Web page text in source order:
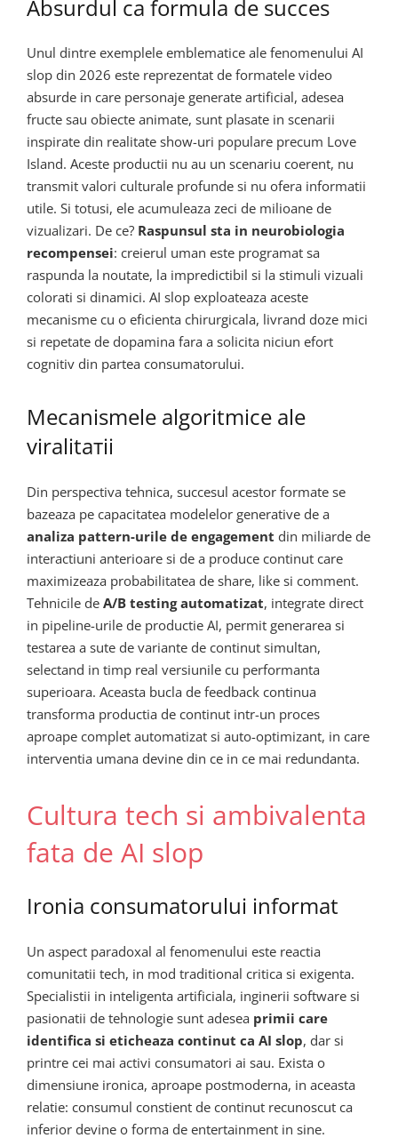
Absurdul ca formula de succes
Unul dintre exemplele emblematice ale fenomenului AI
slop din 2026 este reprezentat de formatele video
absurde in care personaje generate artificial, adesea
fructe sau obiecte animate, sunt plasate in scenarii
inspirate din realitate show-uri populare precum Love
Island. Aceste productii nu au un scenariu coerent, nu
transmit valori culturale profunde si nu ofera informatii
utile. Si totusi, ele acumuleaza zeci de milioane de
vizualizari. De ce? Raspunsul sta in neurobiologia
recompensei: creierul uman este programat sa
raspunda la noutate, la impredictibil si la stimuli vizuali
colorati si dinamici. AI slop exploateaza aceste
mecanisme cu o eficienta chirurgicala, livrand doze mici
si repetate de dopamina fara a solicita niciun efort
cognitiv din partea consumatorului.
Mecanismele algoritmice ale
viralitатii
Din perspectiva tehnica, succesul acestor formate se
bazeaza pe capacitatea modelelor generative de a
analiza pattern-urile de engagement din miliarde de
interactiuni anterioare si de a produce continut care
maximizeaza probabilitatea de share, like si comment.
Tehnicile de A/B testing automatizat, integrate direct
in pipeline-urile de productie AI, permit generarea si
testarea a sute de variante de continut simultan,
selectand in timp real versiunile cu performanta
superioara. Aceasta bucla de feedback continua
transforma productia de continut intr-un proces
aproape complet automatizat si auto-optimizant, in care
interventia umana devine din ce in ce mai redundanta.
Cultura tech si ambivalenta
fata de AI slop
Ironia consumatorului informat
Un aspect paradoxal al fenomenului este reactia
comunitatii tech, in mod traditional critica si exigenta.
Specialistii in inteligenta artificiala, inginerii software si
pasionatii de tehnologie sunt adesea primii care
identifica si eticheaza continut ca AI slop, dar si
printre cei mai activi consumatori ai sau. Exista o
dimensiune ironica, aproape postmoderna, in aceasta
relatie: consumul constient de continut recunoscut ca
inferior devine o forma de entertainment in sine.